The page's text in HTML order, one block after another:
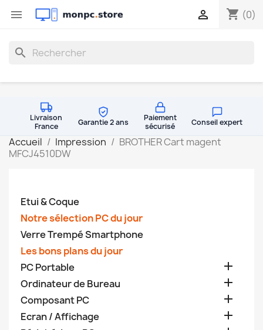
 shopping_cart (0)

search
Livraison
France
Garantie 2 ans
Paiement
sécurisé
Conseil expert
Accueil Impression
BROTHER Cart magent
MFCJ4510DW
Etui & Coque
Notre sélection PC du jour
Verre Trempé Smartphone
Les bons plans du jour
PC Portable

Ordinateur de Bureau 
Composant PC 
Ecran / Affichage 